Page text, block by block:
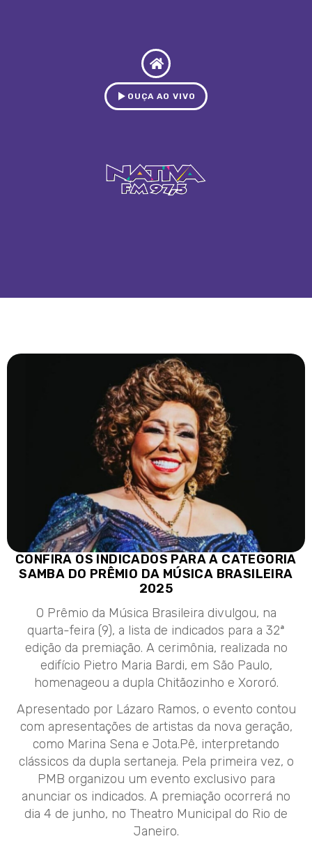
OUÇA AO VIVO
CONFIRA OS INDICADOS PARA A CATEGORIA
SAMBA DO PRÊMIO DA MÚSICA BRASILEIRA
2025
O Prêmio da Música Brasileira divulgou, na
quarta-feira (9), a lista de indicados para a 32ª
edição da premiação. A cerimônia, realizada no
edifício Pietro Maria Bardi, em São Paulo,
homenageou a dupla Chitãozinho e Xororó.
Apresentado por Lázaro Ramos, o evento contou
com apresentações de artistas da nova geração,
como Marina Sena e Jota.Pê, interpretando
clássicos da dupla sertaneja. Pela primeira vez, o
PMB organizou um evento exclusivo para
anunciar os indicados. A premiação ocorrerá no
dia 4 de junho, no Theatro Municipal do Rio de
Janeiro.